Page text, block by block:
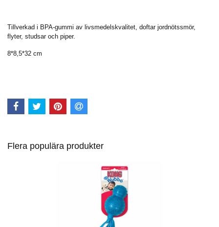
Tillverkad i BPA-gummi av livsmedelskvalitet, doftar jordnötssmör,
flyter, studsar och piper.
8*8,5*32 cm
Flera populära produkter